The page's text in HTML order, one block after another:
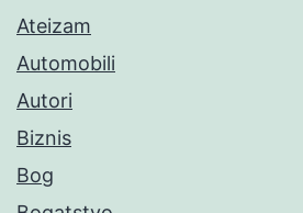
Ateizam
Automobili
Autori
Biznis
Bog